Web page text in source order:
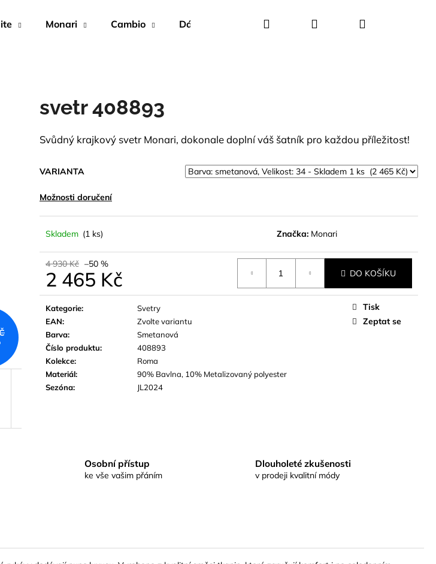
Monari Cambio Dárkové poukazy Creenstone
Hledat PřihlášeníNákupní
svetr 408893
Svůdný krajkový svetr Monari, dokonale doplní váš šatník pro každou příležitost!
VARIANTA
Možnosti doručení
Skladem (1 ks) Značka: Monari
4 930 Kč –50 %
2 465 Kč
Měrná
cena:
DO KOŠÍKU
Kategorie:
Svetry
EAN:
Zvolte variantu
Barva:
Smetanová
Číslo produktu:
408893
Kolekce:
Roma
Materiál:
90% Bavlna, 10% Metalizovaný polyester
Sezóna: JL2024
Tisk
Zeptat se
Osobní přístup
ke vše vašim přáním
Dlouholeté zkušenosti
v prodeji kvalitní módy
najít?
HLEDAT